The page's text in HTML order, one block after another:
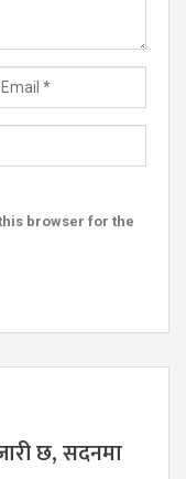
browser for the
छ, सदनमा